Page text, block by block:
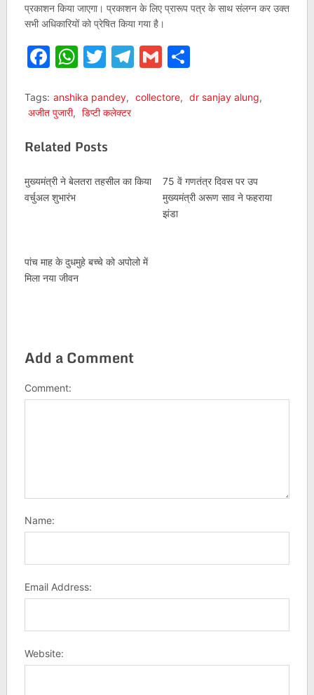
प्रकाशन किया जाएगा। प्रकाशन के लिए प्रारूप पत्र के साथ संलग्न कर उक्त
सभी अधिकारियों को प्रेषित किया गया है।
Facebook
WhatsApp
Twitter
Telegram
GmailShare
Tags: anshika pandey, collectore, dr sanjay alung,
अजीत पुजारी, डिप्टी कलेक्टर
Related Posts
मुख्यमंत्री ने बेलतरा तहसील का किया
वर्चुअल शुभारंभ
75 वें गणतंत्र दिवस पर उप
मुख्यमंत्री अरूण साव ने फहराया
झंडा
पांच माह के दुधमुहे बच्चे को अपोलो में
मिला नया जीवन
Add a Comment
Comment:
Name:
Email Address:
Website: